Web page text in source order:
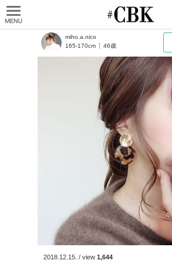
miho.a.nico
165-170cm
46歳
2018.12.15. / view 1,644